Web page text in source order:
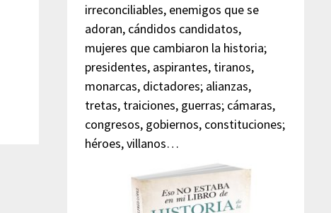
irreconciliables, enemigos que se
adoran, cándidos candidatos,
mujeres que cambiaron la historia;
presidentes, aspirantes, tiranos,
monarcas, dictadores; alianzas,
tretas, traiciones, guerras; cámaras,
congresos, gobiernos, constituciones;
héroes, villanos…